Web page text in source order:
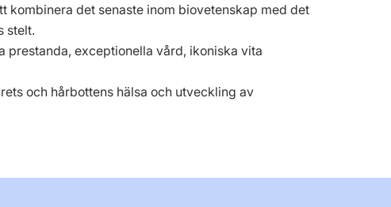
kombinera det senaste inom biovetenskap med det
stelt.
prestanda, exceptionella vård, ikoniska vita
och hårbottens hälsa och utveckling av